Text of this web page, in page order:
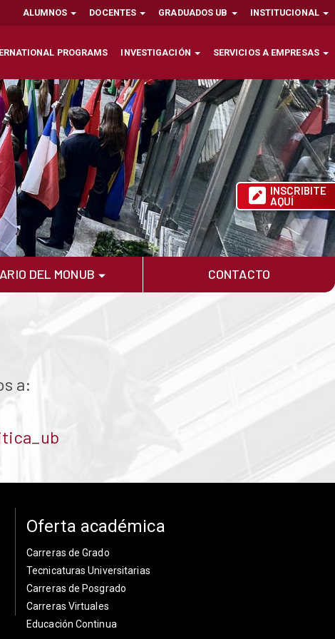
ALUMNOS DOCENTES GRADUADOS UB INSTITUCIONAL
PROGRAMS INVESTIGACIÓN SERVICIOS A EMPRESAS
DEL MONUB CONTACTO
a:
INSCRIBITE
AQUÍ
Oferta académica
Carreras de Grado
Tecnicaturas Universitarias
Carreras de Posgrado
Carreras Virtuales
Educación Continua